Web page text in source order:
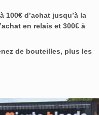
100€ d’achat jusqu’à la
en relais et 300€ à
de bouteilles, plus les